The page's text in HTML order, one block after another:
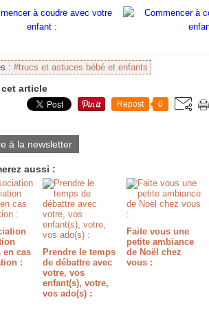
: #trucs et astuces bébé et enfants
article
Repost 0
à la newsletter
aussi :
en cas
:
Prendre le temps
de débattre avec
votre, vos
enfant(s), votre,
vos ado(s) :
Faite vous une
petite ambiance
de Noël chez
vous :